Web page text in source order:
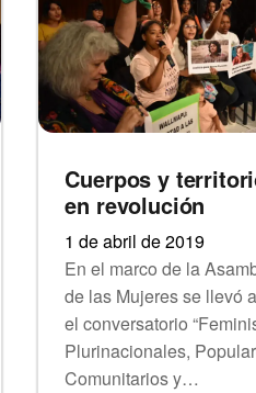
Cuerpos y
en revolución
1 de abril de 2019
En el marco de la
de las Mujeres se llevó
el conversatorio
Plurinacionales,
Comunitarios y…